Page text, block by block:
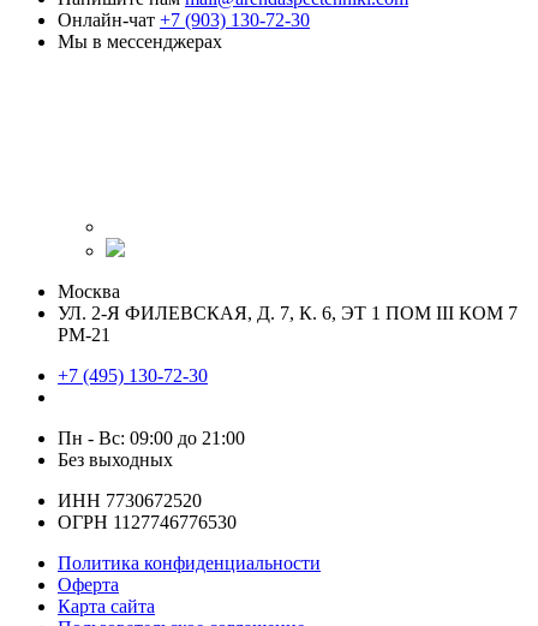
Онлайн-чат +7 (903) 130-72-30
Мы в мессенджерах
Москва
УЛ. 2-Я ФИЛЕВСКАЯ, Д. 7, К. 6, ЭТ 1 ПОМ III КОМ 7
РМ-21
+7 (495) 130-72-30
Пн - Вс: 09:00 до 21:00
Без выходных
ИНН 7730672520
ОГРН 1127746776530
Политика конфиденциальности
Оферта
Карта сайта